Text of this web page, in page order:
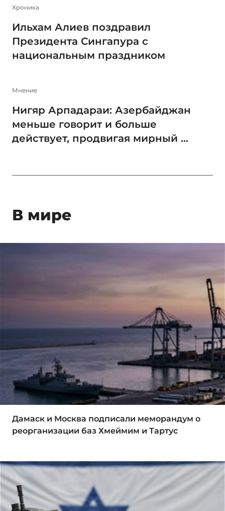
Xроника
Ильхам Алиев поздравил
Президента Сингапура с
национальным праздником
Мнение
Нигяр Арпадараи: Азербайджан
меньше говорит и больше
действует, продвигая мирный ...
В мире
Дамаск и Москва подписали меморандум о
реорганизации баз Хмеймим и Тартус